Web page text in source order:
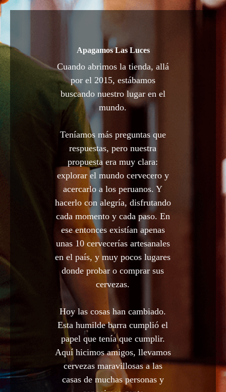
Apagamos Las Luces
Cuando abrimos la tienda, allá
por el 2015, estábamos
buscando nuestro lugar en el
mundo.
Teníamos más preguntas que
respuestas, pero nuestra
propuesta era muy clara:
explorar el mundo cervecero y
acercarlo a los peruanos. Y
hacerlo con alegría, disfrutando
cada momento y cada paso. En
ese entonces existían apenas
unas 10 cervecerías artesanales
en el país, y muy pocos lugares
donde probar o comprar sus
cervezas.
Hoy las cosas han cambiado.
Esta humilde barra cumplió el
papel que tenía que cumplir.
Aquí hicimos amigos, llevamos
cervezas maravillosas a las
casas de muchas personas y